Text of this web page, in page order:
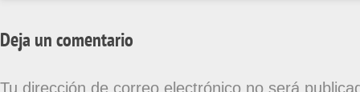
Deja un comentario
Tu dirección de correo electrónico no será